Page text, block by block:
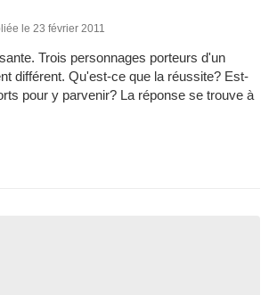
le 23 février 2011
Trois personnages porteurs d'un
différent. Qu'est-ce que la réussite? Est-
pour y parvenir? La réponse se trouve à